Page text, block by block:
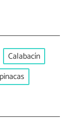
Calabacín